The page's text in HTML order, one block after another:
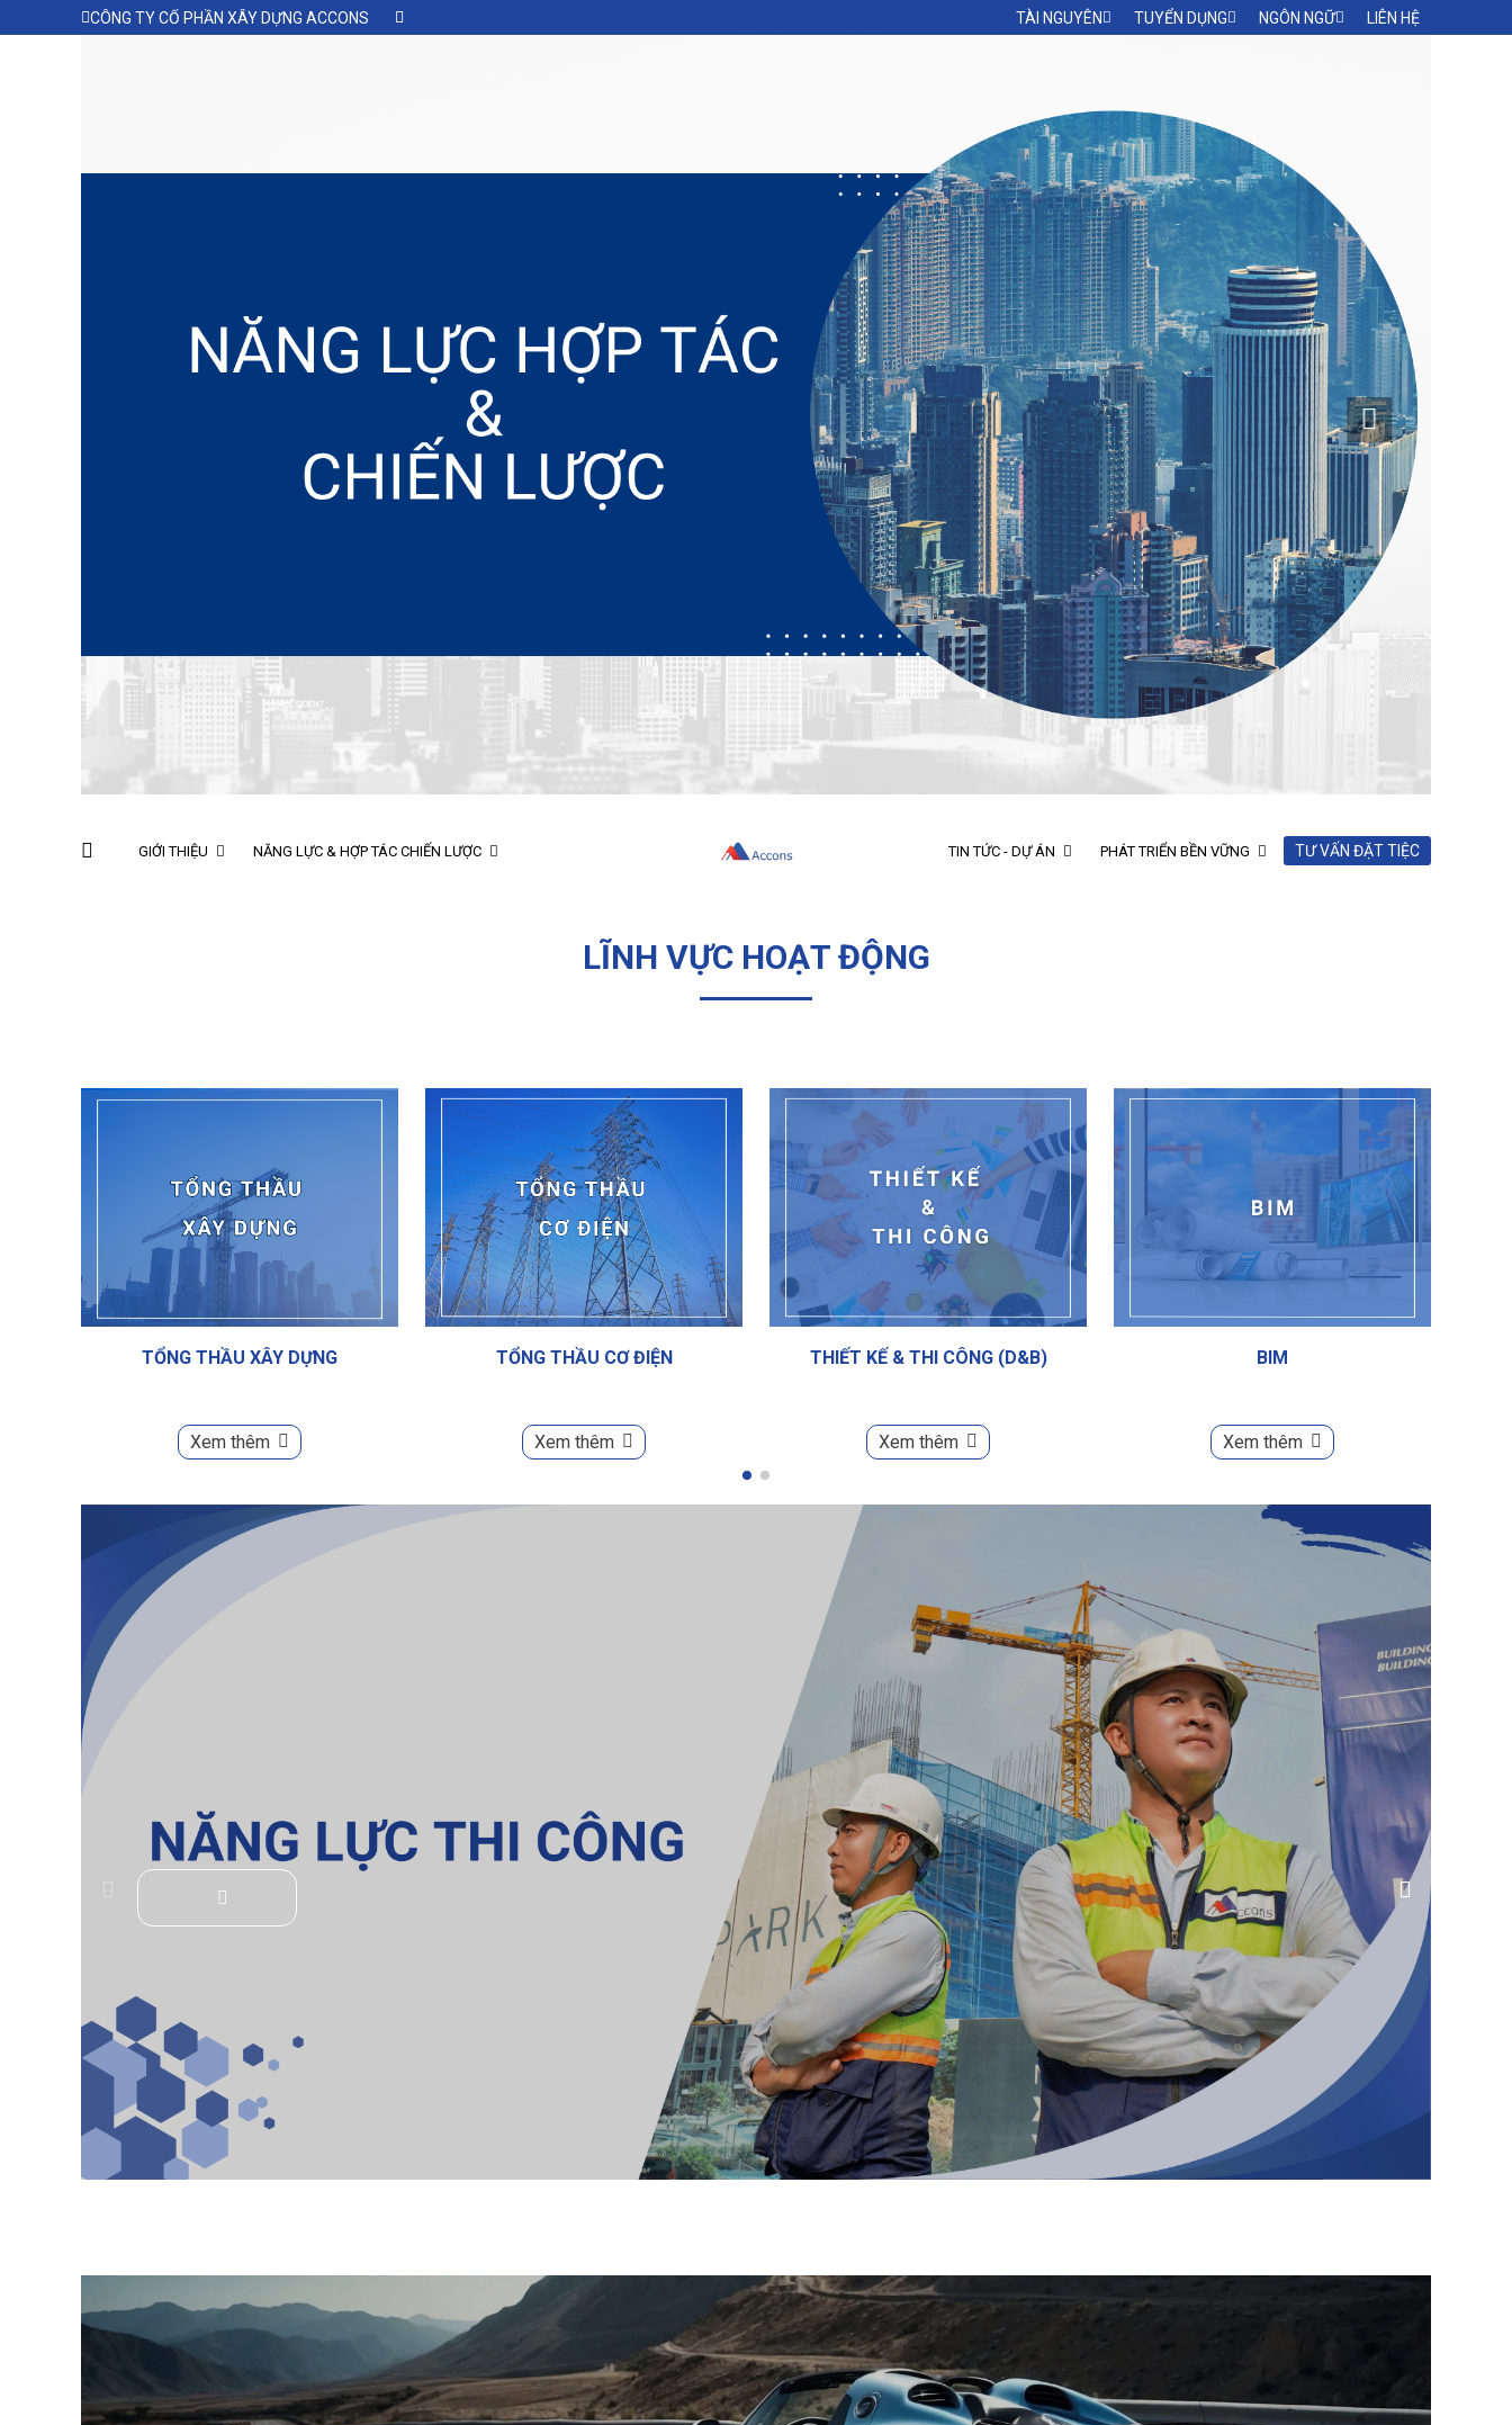
CÔNG TY CỔ PHẦN XÂY DỰNG ACCONS TÀI NGUYÊN TUYỂN DỤNG NGÔN NGỮ LIÊN HỆ
GIỚI THIỆU NĂNG LỰC & HỢP TÁC CHIẾN LƯỢC TIN TỨC - DỰ ÁN PHÁT TRIỂN BỀN VỮNG TƯ VẤN ĐẶT TIỆC
LĨNH VỰC HOẠT ĐỘNG
TỔNG THẦU XÂY DỰNG
Xem thêm
TỔNG THẦU CƠ ĐIỆN
Xem thêm
THIẾT KẾ & THI CÔNG (D&B)
Xem thêm
BIM
Xem thêm
Toyota Corolla Altis 2024